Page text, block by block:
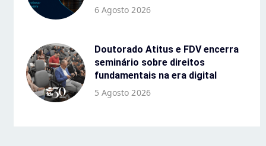
6 Agosto 2026
Doutorado Atitus e FDV encerra
seminário sobre direitos
fundamentais na era digital
5 Agosto 2026